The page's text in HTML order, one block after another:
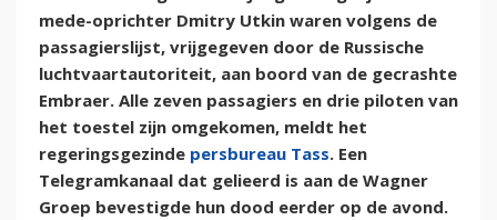
mede-oprichter Dmitry Utkin waren volgens de
passagierslijst, vrijgegeven door de Russische
luchtvaartautoriteit, aan boord van de gecrashte
Embraer. Alle zeven passagiers en drie piloten van
het toestel zijn omgekomen, meldt het
regeringsgezinde persbureau Tass. Een
Telegramkanaal dat gelieerd is aan de Wagner
Groep bevestigde hun dood eerder op de avond.